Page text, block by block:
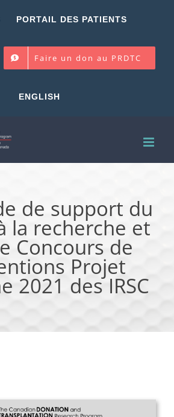
PORTAIL DES PATIENTS
Faire un don au PRDTC
ENGLISH
de support du
la recherche et
Concours de
Projet
2021 des IRSC